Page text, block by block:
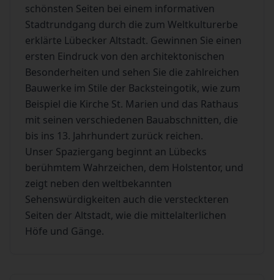
schönsten Seiten bei einem informativen
Stadtrundgang durch die zum Weltkulturerbe
erklärte Lübecker Altstadt. Gewinnen Sie einen
ersten Eindruck von den architektonischen
Besonderheiten und sehen Sie die zahlreichen
Bauwerke im Stile der Backsteingotik, wie zum
Beispiel die Kirche St. Marien und das Rathaus
mit seinen verschiedenen Bauabschnitten, die
bis ins 13. Jahrhundert zurück reichen.
Unser Spaziergang beginnt an Lübecks
berühmtem Wahrzeichen, dem Holstentor, und
zeigt neben den weltbekannten
Sehenswürdigkeiten auch die versteckteren
Seiten der Altstadt, wie die mittelalterlichen
Höfe und Gänge.